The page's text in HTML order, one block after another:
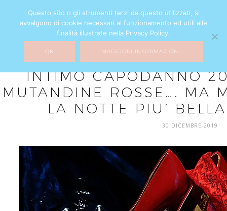
INTIMO CAPODANNO
MUTANDINE ROSSE…. MA
LA NOTTE PIU’
30 DICEMBRE 2019
Questo sito o gli strumenti terzi da questo utilizzati, si
avvalgono di cookie necessari al funzionamento ed utili alle
finalità illustrate nella Privacy Policy.
OK MAGGIORI INFORMAZIONI.